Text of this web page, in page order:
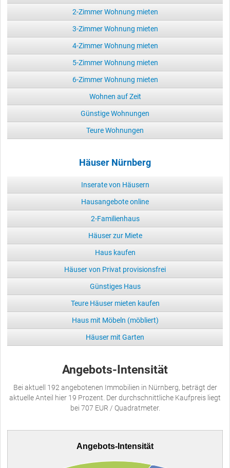
2-Zimmer Wohnung mieten
3-Zimmer Wohnung mieten
4-Zimmer Wohnung mieten
5-Zimmer Wohnung mieten
6-Zimmer Wohnung mieten
Wohnen auf Zeit
Günstige Wohnungen
Teure Wohnungen
Häuser Nürnberg
Inserate von Häusern
Hausangebote online
2-Familienhaus
Häuser zur Miete
Haus kaufen
Häuser von Privat provisionsfrei
Günstiges Haus
Teure Häuser mieten kaufen
Haus mit Möbeln (möbliert)
Häuser mit Garten
Angebots-Intensität
Bei aktuell 192 angebotenen Immobilien in Nürnberg, beträgt der
aktuelle Anteil hier 19 Prozent. Der durchschnittliche Kaufpreis liegt
bei 707 EUR / Quadratmeter.
Angebots-Intensität